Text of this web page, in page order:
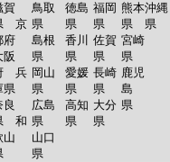
賀
京
府
阪
兵
県
良
和
山
鳥取
県
島根
県
岡山
県
広島
県
山口
県
徳島
県
香川
県
愛媛
県
高知
県
福岡
県
佐賀
県
長崎
県
大分
県
熊本
県
宮崎
県
鹿児
島
県
沖縄
県